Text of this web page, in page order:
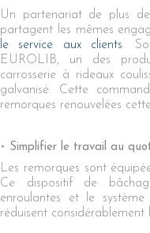
Un partenariat de plus
partagent les mêmes
le service aux clients.
EUROLIB, un des
carrosserie à rideaux
galvanisé. Cette
remorques renouvelées
Simplifier le travail au
Les remorques sont
Ce dispositif de
enroulantes et le
réduisent considérablement